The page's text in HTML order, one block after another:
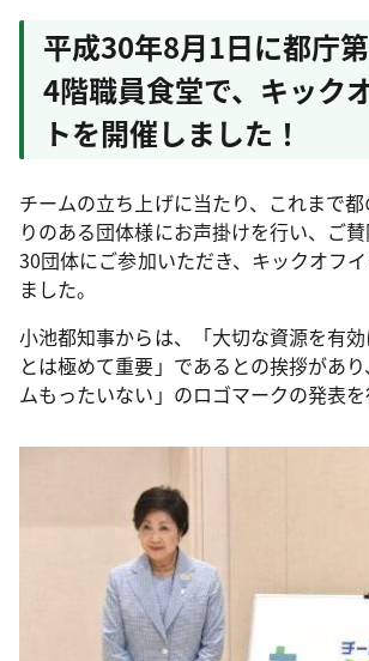
平成30年8月1日に都庁
4階職員食堂で、キック
トを開催しました！
チームの立ち上げに当たり、これまで
りのある団体様にお声掛けを行い、ご
30団体にご参加いただき、キックオフ
ました。
小池都知事からは、「大切な資源を有
とは極めて重要」であるとの挨拶があ
ムもったいない」のロゴマークの発表を